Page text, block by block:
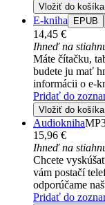
Vložiť do košíka
E-kniha EPUB
14,45 €
Ihneď na
Máte čítačku,
budete ju mať
informácii o e-
Pridať do
Vložiť do košíka
Audiokniha
15,96 €
Ihneď na
Chcete
vám postačí
odporúčame
Pridať do